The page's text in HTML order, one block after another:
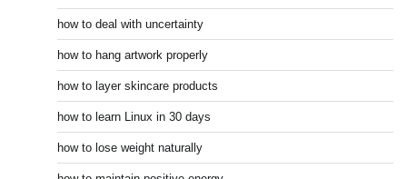
how to deal with uncertainty
how to hang artwork properly
how to layer skincare products
how to learn Linux in 30 days
how to lose weight naturally